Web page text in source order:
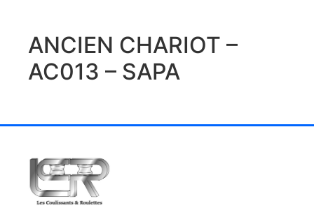
ANCIEN CHARIOT –
AC013 – SAPA